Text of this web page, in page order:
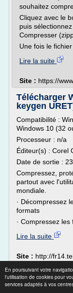
En poursuivant votre
l'utilisation de cookies pour
services adaptés à vos
souhaitez
Cliquez avec le
puis
Compresser
Une fois le fichier
Lire la suite
Site : https://
Télécharger
keygen
Compatibilité :
Windows 10 (32
Processeur : n/a
Éditeur(s) : Corel
Date de sortie :
Compressez,
partout avec
mondiale.
· Décompressez
formats
· Compressez les
Lire la suite
Site : http://
7-Zip :
complet ! -